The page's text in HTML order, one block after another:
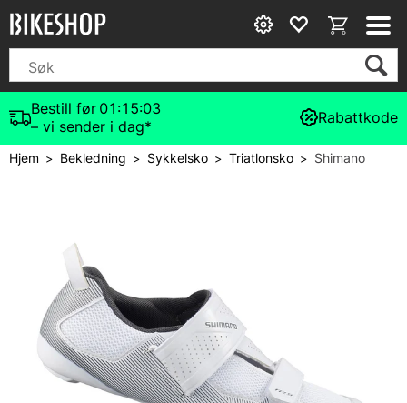
Bestill før 01:15:03
– vi sender i dag*
Rabattkode
Hjem> Bekledning > Sykkelsko>Triatlonsko> Shimano